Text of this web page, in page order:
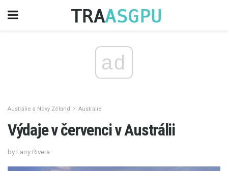
ad
Austrálie a Nový Zéland Austrálie
Výdaje v červenci v Austrálii
by Larry Rivera